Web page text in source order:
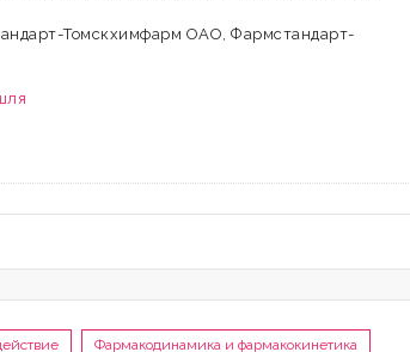
Томскхимфарм ОАО, Фармстандарт-
Фармакодинамика и фармакокинетика